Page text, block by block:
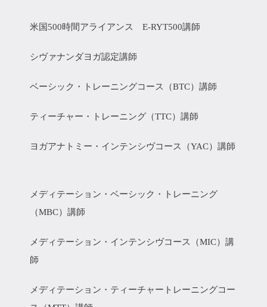
米国500時間アライアンス E-RYT500講師
シヴァナンダヨガ認定講師
ベーシック・トレーニングコース（BTC）講師
ティーチャー・トレーニング（TTC）講師
ヨガアナトミー・インテンシヴコース（YAC）講師
メディテーション・ベーシック・トレーニング
（MBC）講師
メディテーション・インテンシヴコース（MIC）講
師
メディテーション・ティーチャートレーニングコー